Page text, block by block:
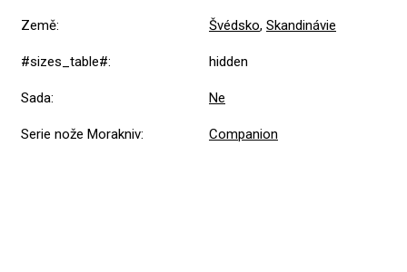
Země: Švédsko, Skandinávie
#sizes_table#: hidden
Sada: Ne
Serie nože Morakniv: Companion